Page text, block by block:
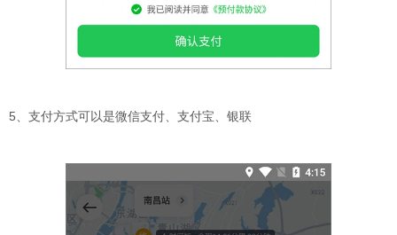
5、支付方式可以是微信支付、支付宝、银联